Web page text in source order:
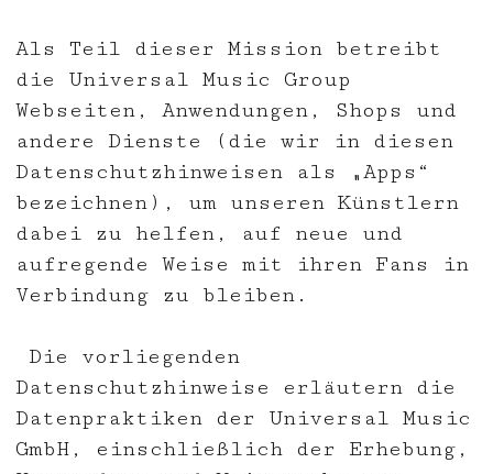
Als Teil dieser Mission betreibt
die Universal Music Group
Webseiten, Anwendungen, Shops und
andere Dienste (die wir in diesen
Datenschutzhinweisen als „Apps“
bezeichnen), um unseren Künstlern
dabei zu helfen, auf neue und
aufregende Weise mit ihren Fans in
Verbindung zu bleiben.
Die vorliegenden
Datenschutzhinweise erläutern die
Datenpraktiken der Universal Music
GmbH, einschließlich der Erhebung,